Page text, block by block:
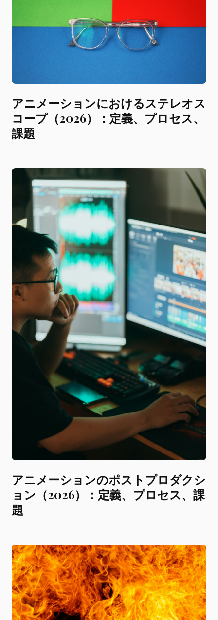
アニメーションにおけるステレオス
コープ（2026）：定義、プロセス、
課題
アニメーションのポストプロダクシ
ョン（2026）：定義、プロセス、課
題